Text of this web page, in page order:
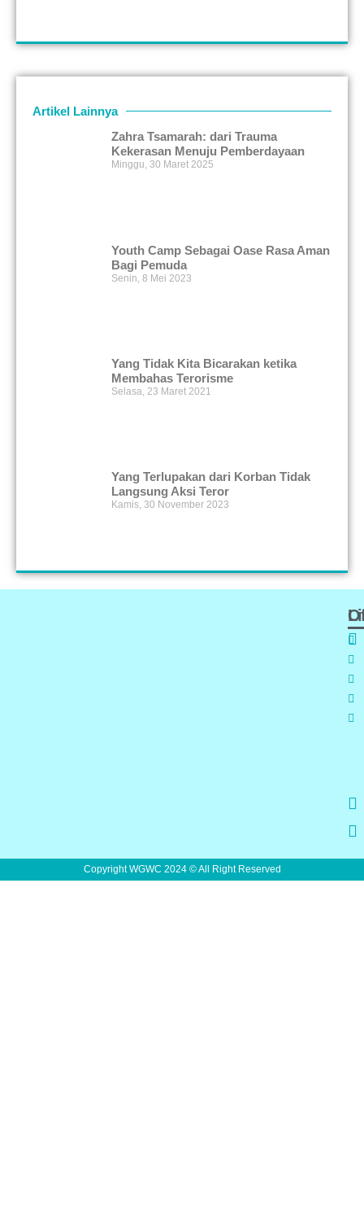
Artikel Lainnya
Zahra Tsamarah: dari Trauma
Kekerasan Menuju Pemberdayaan
Minggu, 30 Maret 2025
Youth Camp Sebagai Oase Rasa Aman
Bagi Pemuda
Senin, 8 Mei 2023
Yang Tidak Kita Bicarakan ketika
Membahas Terorisme
Selasa, 23 Maret 2021
Yang Terlupakan dari Korban Tidak
Langsung Aksi Teror
Kamis, 30 November 2023
Copyright WGWC 2024 © All Right Reserved